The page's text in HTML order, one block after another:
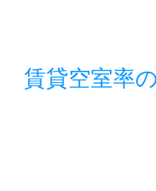
賃貸空室率